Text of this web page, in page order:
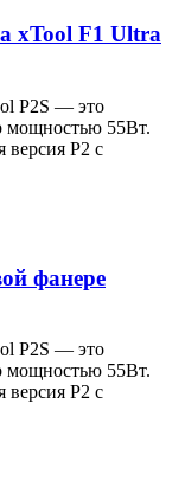
xTool F1 Ultra
P2S — это
мощностью 55Вт.
версия P2 с
фанере
P2S — это
мощностью 55Вт.
версия P2 с